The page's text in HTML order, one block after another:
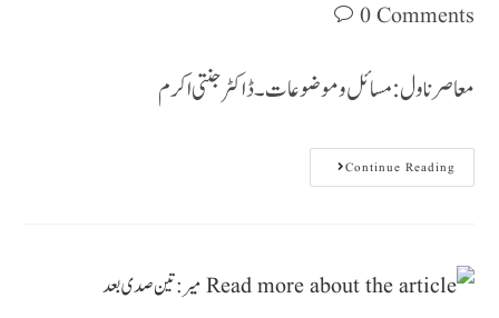
0 Comments
معاصرناول: مسائل وموضوعات ۔ ڈاکٹر جنتی اکرم
Continue Reading